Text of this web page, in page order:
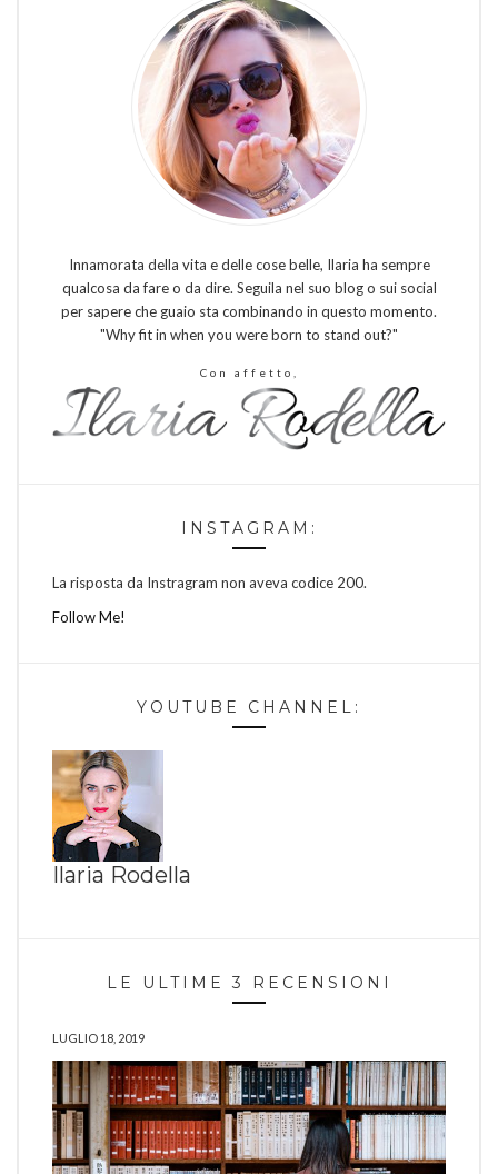
Innamorata della vita e delle cose belle, Ilaria ha sempre
qualcosa da fare o da dire. Seguila nel suo blog o sui social
per sapere che guaio sta combinando in questo momento.
"Why fit in when you were born to stand out?"
Con affetto,
INSTAGRAM:
La risposta da Instragram non aveva codice 200.
Follow Me!
YOUTUBE CHANNEL:
Ilaria Rodella
LE ULTIME 3 RECENSIONI
LUGLIO 18, 2019